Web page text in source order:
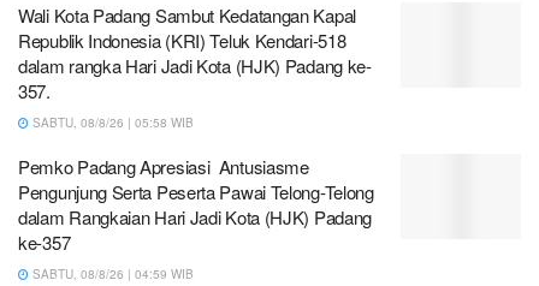
Wali Kota Padang Sambut Kedatangan Kapal
Republik Indonesia (KRI) Teluk Kendari-518
dalam rangka Hari Jadi Kota (HJK) Padang ke-
357.
SABTU, 08/8/26 | 05:58 WIB
Pemko Padang Apresiasi Antusiasme
Pengunjung Serta Peserta Pawai Telong-Telong
dalam Rangkaian Hari Jadi Kota (HJK) Padang
ke-357
SABTU, 08/8/26 | 04:59 WIB